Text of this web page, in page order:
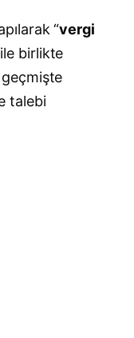
“vergi
birlikte
talebi